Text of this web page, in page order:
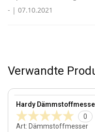
- | 07.10.2021
Verwandte
Hardy
0
Art: Dämmstoffmesser
View product